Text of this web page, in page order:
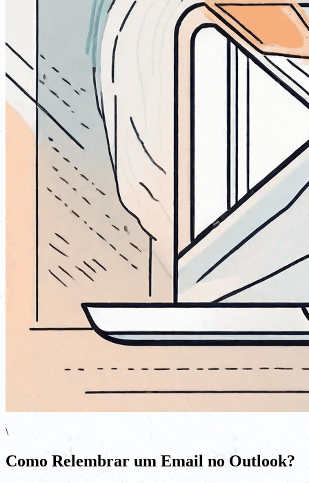
\
Como Relembrar um Email no Outlook?